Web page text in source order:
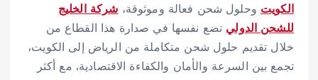
الكويت وحلول شحن فعالة وموثوقة، شركة الخليج
للشحن الدولي تضع نفسها في صدارة هذا القطاع من
خلال تقديم حلول شحن متكاملة من الرياض إلى الكويت،
تجمع بين السرعة والأمان والكفاءة الاقتصادية. مع أكثر